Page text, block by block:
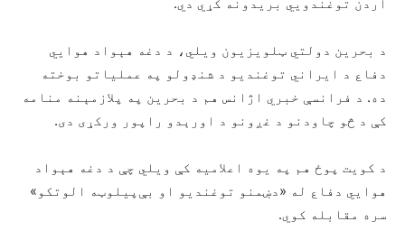
د بحرین دولتي ټلویزیون ویلي، د دغه هېواد هوايي
دفاع د ایراني توغندیو د شنډولو په عملیاتو بوخته
ده. د فرانسې خبري اژانس هم د بحرین په پلازمېنه منامه
کې د څو چاودنو د غږونو د اورېدو راپور ورکړی دی.
د کویت پوځ هم په یوه اعلامیه کې ویلي چې د دغه هېواد
هوايي دفاع له «دښمنو توغندیو او بې‌پیلوټه الوتکو»
سره مقابله کوي.